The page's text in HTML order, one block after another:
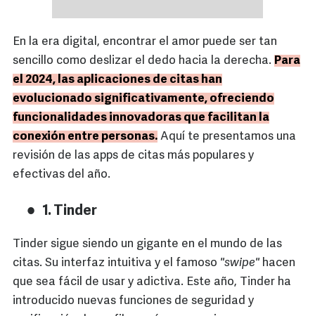
En la era digital, encontrar el amor puede ser tan
sencillo como deslizar el dedo hacia la derecha. Para
el 2024, las aplicaciones de citas han
evolucionado significativamente, ofreciendo
funcionalidades innovadoras que facilitan la
conexión entre personas. Aquí te presentamos una
revisión de las apps de citas más populares y
efectivas del año.
1. Tinder
Tinder sigue siendo un gigante en el mundo de las
citas. Su interfaz intuitiva y el famoso "swipe" hacen
que sea fácil de usar y adictiva. Este año, Tinder ha
introducido nuevas funciones de seguridad y